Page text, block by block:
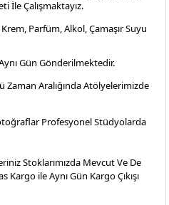
İle Çalışmaktayız.
Parfüm, Alkol, Çamaşır Suyu
Gün Gönderilmektedir.
Zaman Aralığında Atölyelerimizde
ProfesyonelStüdyolarda
Stoklarımızda Mevcut Ve De
Kargo ile Aynı Gün Kargo Çıkışı